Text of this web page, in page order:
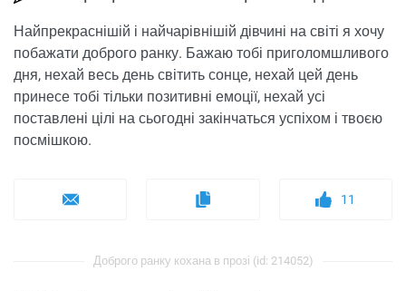
Найпрекраснішій і найчарівнішій дівчині на світі я хочу
побажати доброго ранку. Бажаю тобі приголомшливого
дня, нехай весь день світить сонце, нехай цей день
принесе тобі тільки позитивні емоції, нехай усі
поставлені цілі на сьогодні закінчаться успіхом і твоєю
посмішкою.
11
Доброго ранку кохана в прозі (id: 214052)